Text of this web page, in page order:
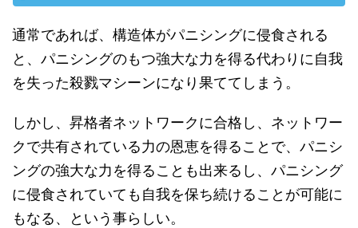
通常であれば、構造体がパニシングに侵食される
と、パニシングのもつ強大な力を得る代わりに自我
を失った殺戮マシーンになり果ててしまう。
しかし、昇格者ネットワークに合格し、ネットワー
クで共有されている力の恩恵を得ることで、パニシ
ングの強大な力を得ることも出来るし、パニシング
に侵食されていても自我を保ち続けることが可能に
もなる、という事らしい。